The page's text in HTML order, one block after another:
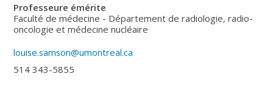
Professeure émérite
Faculté de médecine - Département de radiologie, radio-
oncologie et médecine nucléaire
louise.samson@umontreal.ca
514 343-5855